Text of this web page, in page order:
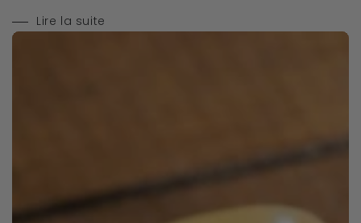
Lire la suite